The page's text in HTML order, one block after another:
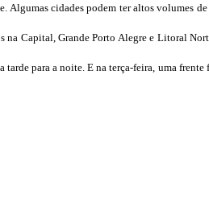
cidades podem ter altos volumes
Capital, Grande Porto Alegre e Litoral
tarde para a noite. E na terça-feira, uma